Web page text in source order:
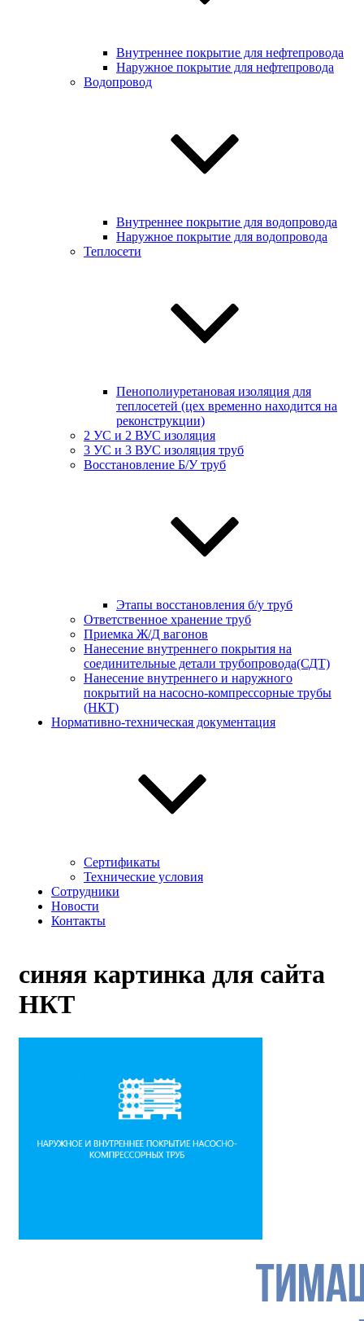
Внутреннее покрытие для нефтепровода
Наружное покрытие для нефтепровода
Водопровод
Внутреннее покрытие для водопровода
Наружное покрытие для водопровода
Теплосети
Пенополиуретановая изоляция для
теплосетей (цех временно находится на
реконструкции)
2 УС и 2 ВУС изоляция
3 УС и 3 ВУС изоляция труб
Восстановление Б/У труб
Этапы восстановления б/у труб
Ответственное хранение труб
Приемка Ж/Д вагонов
Нанесение внутреннего покрытия на
соединительные детали трубопровода(СДТ)
Нанесение внутреннего и наружного
покрытий на насосно-компрессорные трубы
(НКТ)
Нормативно-техническая документация
Сертификаты
Технические условия
Сотрудники
Новости
Контакты
синяя картинка для сайта
НКТ